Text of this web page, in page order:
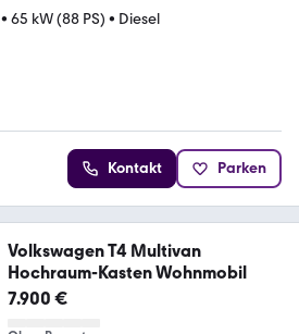
• 65 kW (88 PS) • Diesel
Kontakt Parken
Volkswagen T4 Multivan
Hochraum-Kasten Wohnmobil
7.900 €